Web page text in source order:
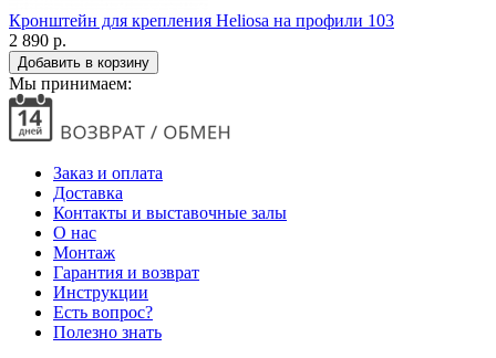
Кронштейн для крепления Heliosa на профили 103
2 890 р.
Мы принимаем:
Заказ и оплата
Доставка
Контакты и выставочные залы
О нас
Монтаж
Гарантия и возврат
Инструкции
Есть вопрос?
Полезно знать